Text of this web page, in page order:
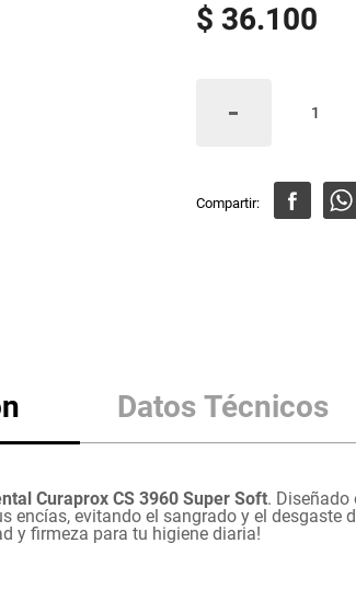
$ 36.100
Datos Técnicos
Curaprox CS 3960 Super Soft. Diseñado
evitando el sangrado y el desgaste
y firmeza para tu higiene diaria!